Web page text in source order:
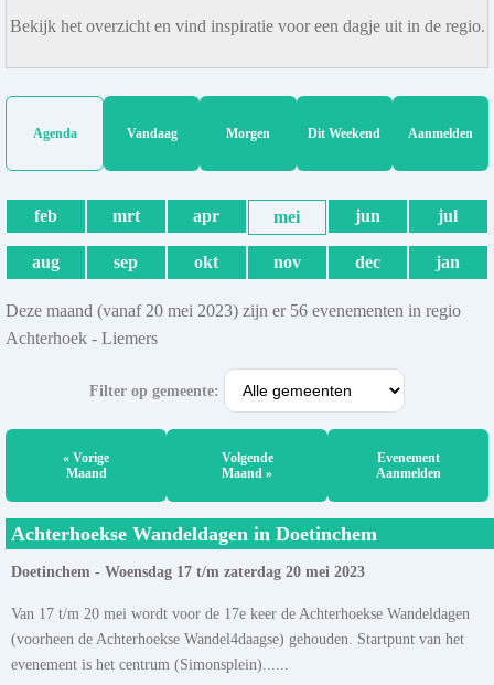
Bekijk het overzicht en vind inspiratie voor een dagje uit in de regio.
Agenda Vandaag Morgen Dit Weekend Aanmelden
feb mrt apr mei jun jul
aug sep okt nov dec jan
Deze maand (vanaf 20 mei 2023) zijn er 56 evenementen in regio
Achterhoek - Liemers
Filter op gemeente:
« Vorige
Maand
Volgende
Maand »
Evenement
Aanmelden
Achterhoekse Wandeldagen in Doetinchem
Doetinchem - Woensdag 17 t/m zaterdag 20 mei 2023
Van 17 t/m 20 mei wordt voor de 17e keer de Achterhoekse Wandeldagen
(voorheen de Achterhoekse Wandel4daagse) gehouden. Startpunt van het
evenement is het centrum (Simonsplein)......